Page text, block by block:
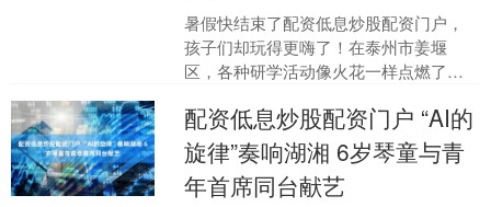
暑假快结束了配资低息炒股配资门户，
孩子们却玩得更嗨了！在泰州市姜堰
区，各种研学活动像火花一样点燃了假
头、工坊里，亲手摸自然，感....
配资低息炒股配资门户 “AI的
旋律”奏响湖湘 6岁琴童与青
年首席同台献艺